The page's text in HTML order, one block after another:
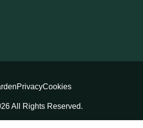
PrivacyCookies
All Rights Reserved.